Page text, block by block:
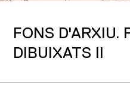
FONS D'ARXIU.
DIBUIXATS II